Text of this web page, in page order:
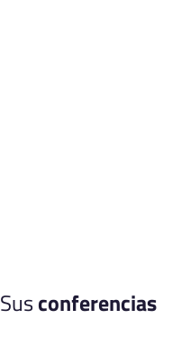
Susconferencias